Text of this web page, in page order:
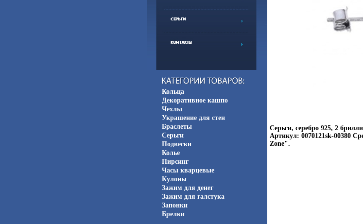
Кольца
Декоративное кашпо
Чехлы
Украшение для стен
Браслеты
Серьги
Подвески
Колье
Пирсинг
Часы кварцевые
Кулоны
Зажим для денег
Зажим для галстука
Запонки
Брелки
Серьги, серебро 925, 2
Артикул: 0070121sk-00380
Zone".